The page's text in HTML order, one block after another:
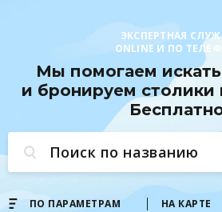
ЭКСПЕРТНАЯ
ONLINE И ПО
Мы помогаем
и бронируем столики
Поиск по названию
ПО ПАРАМЕТРАМ НА КАРТЕ